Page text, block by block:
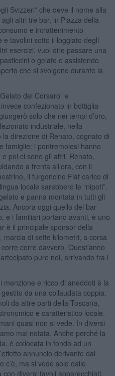
Svizzeri” che deve il nome alla
altri tre bar, in Piazza della
e intrattenimento
tavolini sotto il loggiato degli
esercizi, vuol dire passare una
o gelato e assistendo
che si svolgono durante la
del Corsaro” e
confezionato in bottiglia-
solo che nei tempi d’oro,
industriale, nella
direzione di Renato, cognato di
famiglie: i pontremolesi hanno
poi ci sono gli altri. Renato,
a trenta all’ora, con il
il furgoncino Fiat carico di
locale sarebbero le “nipoti”.
e panna montata in tutti gli
Ancora oggi quello del bar
e i familiari portano avanti, è uno
è il principale sponsor della
marcia di sette kilometri, a corsa
corre davvero. Quest’anno
pure noi, arrivando fra i
e ricco di aneddoti è la
da una collaudata coppia,
da altre parti della Toscana,
e caratteristico locale.
quasi non si vede. In diversi
mai notata. Anche perché la
è collocata in fondo ad un
annuncio derivante dal
c’è, ma si vede solo dalle
diversi tavoli apparecchiati.